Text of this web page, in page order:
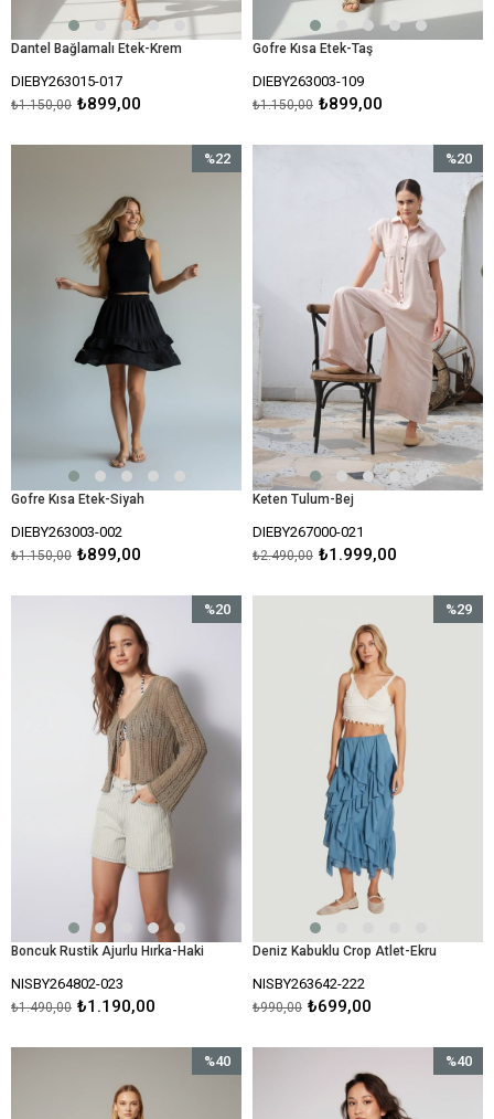
Dantel Bağlamalı Etek-Krem
DIEBY263015-017
₺899,00
₺1.150,00
Gofre Kısa Etek-Taş
DIEBY263003-109
₺899,00
₺1.150,00
Gofre Kısa Etek-Siyah
DIEBY263003-002
₺899,00
₺1.150,00
%22
Keten Tulum-Bej
DIEBY267000-021
₺1.999,00
₺2.490,00
%20
İndirim
Boncuk Rustik Ajurlu Hırka-Haki
NISBY264802-023
₺1.190,00
₺1.490,00
%20
Deniz Kabuklu Crop Atlet-Ekru
NISBY263642-222
₺699,00
₺990,00
%29
%40
%40